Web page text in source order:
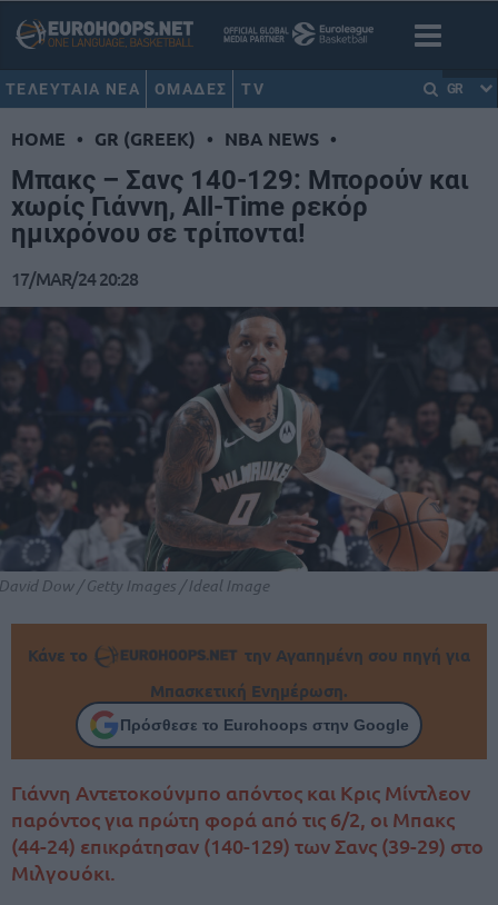
ΤΕΛΕΥΤΑΙΑ ΝΕΑ ΟΜΑΔΕΣ TV GR
HOME • GR (GREEK) • NBA NEWS •
Μπακς – Σανς 140-129: Μπορούν και
χωρίς Γιάννη, All-Time ρεκόρ
ημιχρόνου σε τρίποντα!
17/MAR/24 20:28
Dow / Getty Images / Ideal Image
Κάνε το
την Αγαπημένη σου πηγή για
Μπασκετική Ενημέρωση.
Πρόσθεσε το Eurohoops στην Google
Γιάννη Αντετοκούνμπο απόντος και Κρις Μίντλεον
παρόντος για πρώτη φορά από τις 6/2, οι Μπακς
(44-24) επικράτησαν (140-129) των Σανς (39-29) στο
Μιλγουόκι.